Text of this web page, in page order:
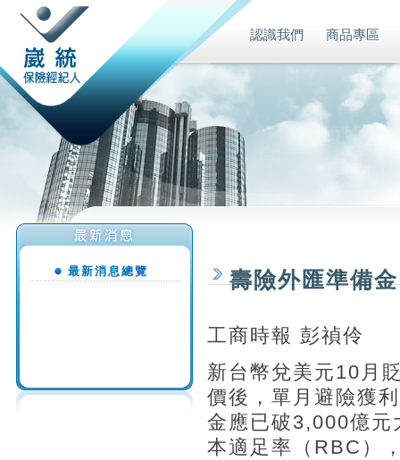
認識我們 商品專區
最新消息總覽 壽險外匯準備
工商時報 彭禎伶
新台幣兌美元10月
價後，單月避險獲
金應已破3,000億元
本適足率（RBC）